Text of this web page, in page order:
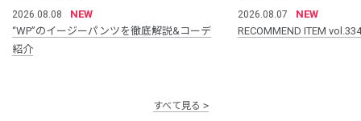
2026.08.08
NEW
“WP”のイージーパンツを徹底解説&コーデ
紹介
2026.08.07
NEW
RECOMMEND ITEM vol.334
すべて見る